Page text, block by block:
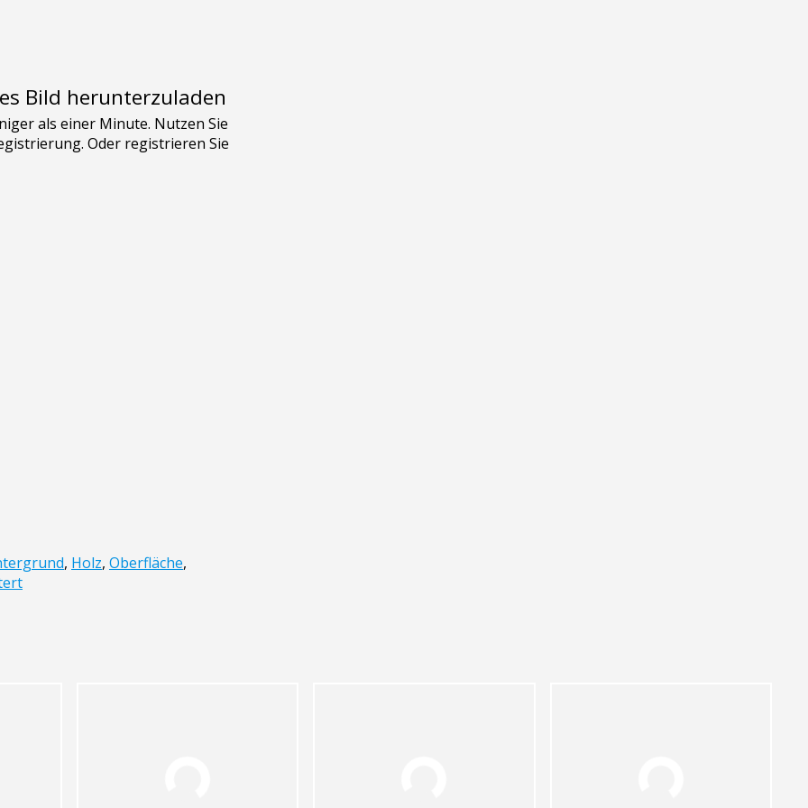
Bild herunterzuladen
, Holz, Oberfläche,